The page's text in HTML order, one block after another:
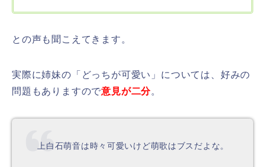
との声も聞こえてきます。
実際に姉妹の「どっちが可愛い」については、好みの
問題もありますので意見が二分。
上白石萌音は時々可愛いけど萌歌はブスだよな。